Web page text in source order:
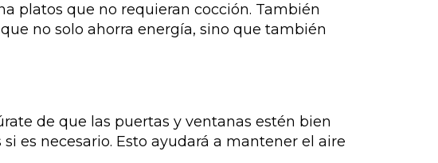
platos que no requieran cocción. También
no solo ahorra energía, sino que también
de que las puertas y ventanas estén bien
es necesario. Esto ayudará a mantener el aire